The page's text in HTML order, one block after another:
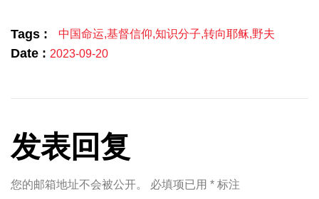
Tags : 中国命运,基督信仰,知识分子,转向耶稣,野夫
Date : 2023-09-20
发表回复
您的邮箱地址不会被公开。 必填项已用 * 标注